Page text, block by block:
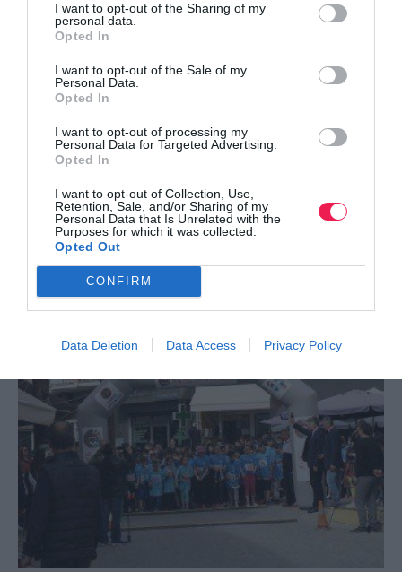
I want to opt-out of the Sharing of my
personal data.
Opted In
I want to opt-out of the Sale of my
Personal Data.
Opted In
I want to opt-out of processing my
Personal Data for Targeted Advertising.
Opted In
I want to opt-out of Collection, Use,
Retention, Sale, and/or Sharing of my
Personal Data that Is Unrelated with the
Purposes for which it was collected.
Opted Out
CONFIRM
Data Deletion Data Access Privacy Policy
3ος Εορδαϊκός Ημιμαραθώνιος Δρόμος και
Παράλληλος Αγώνα…
5-10-2014: Την πρώτη Κυριακή του Οκτωβρίου θα
πραγματοποιηθεί ο 3ος Εορδαϊκός Ημιμαραθώνιος